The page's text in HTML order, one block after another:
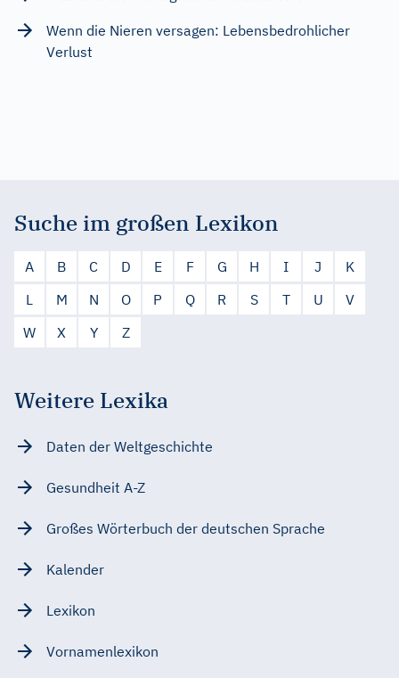
Wenn die Nieren versagen: Lebensbedrohlicher
Verlust
Suche im großen Lexikon
A B C D E F G H I J
K
L
M N O P Q R S T U
V
W
X Y Z
Weitere Lexika
Daten der Weltgeschichte
Gesundheit A-Z
Großes Wörterbuch der deutschen Sprache
Kalender
Lexikon
Vornamenlexikon